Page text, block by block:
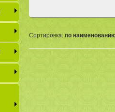
Сортировка: по